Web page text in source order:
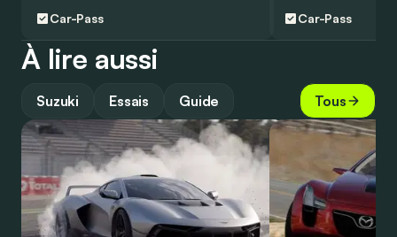
Car-Pass Car-Pass
À lire aussi
Suzuki Essais Guide Tous